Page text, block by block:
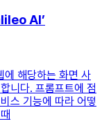
AI’
에 해당하는 화면 사
니다. 프롬프트에 점
스 기능에 따라 어떻